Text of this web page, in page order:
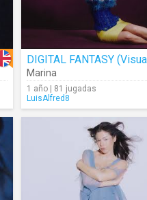
Marina
1 año | 81 jugadas
LuisAlfred8